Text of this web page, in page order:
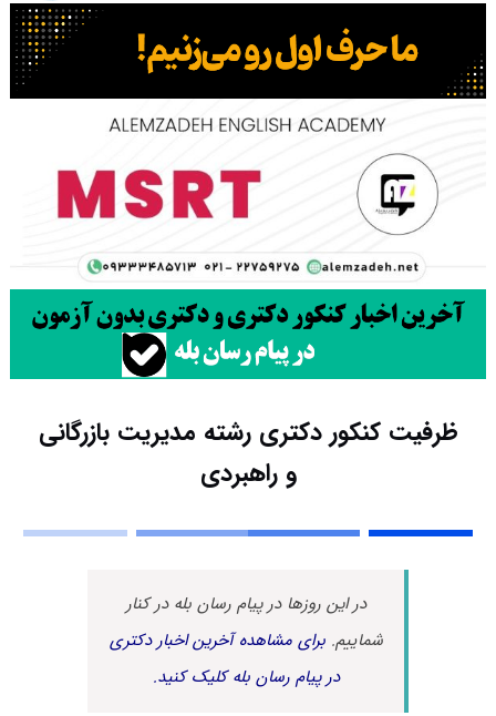
ظرفیت کنکور دکتری رشته ﻣﺪﻳﺮﻳﺖ ﺑﺎزرﮔﺎنی
و راﻫﺒﺮدی
در این روزها در پیام رسان بله در کنار
شماییم.برای مشاهده آخرین اخبار دکتری
در پیام رسان بله کلیک کنید.